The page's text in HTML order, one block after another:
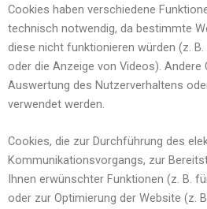
Cookies haben verschiedene
technisch notwendig, da bestimmte
diese nicht funktionieren würden (z.
oder die Anzeige von Videos). Andere
Auswertung des Nutzerverhaltens
verwendet werden.
Cookies, die zur Durchführung des
Kommunikationsvorgangs, zur
Ihnen erwünschter Funktionen (z. B.
oder zur Optimierung der Website (z.